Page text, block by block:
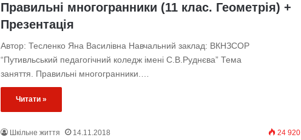
Правильні многогранники (11 клас. Геометрія) +
Презентація
Автор: Тесленко Яна Василівна Навчальний заклад: ВКНЗСОР
“Путивльський педагогічний коледж імені С.В.Руднєва” Тема
заняття. Правильні многогранники.…
Читати »
Шкільне життя 14.11.2018 24 920